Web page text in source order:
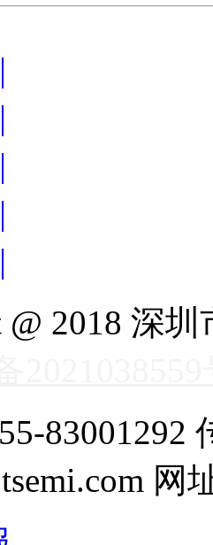
|
|
|
|
|
@ 2018 深
83001292
网